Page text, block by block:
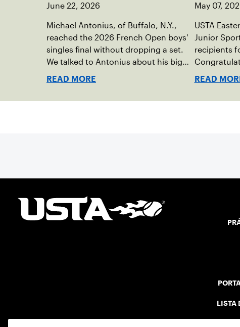
June 22, 2026
Michael Antonius, of Buffalo, N.Y.,
reached the 2026 French Open boys'
singles final without dropping a set.
We talked to Antonius about his big
week in Paris.
READ MORE
May 07,
USTA
Junior
recipients
READ
LISTA